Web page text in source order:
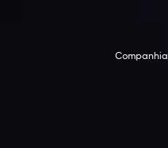
Companhia